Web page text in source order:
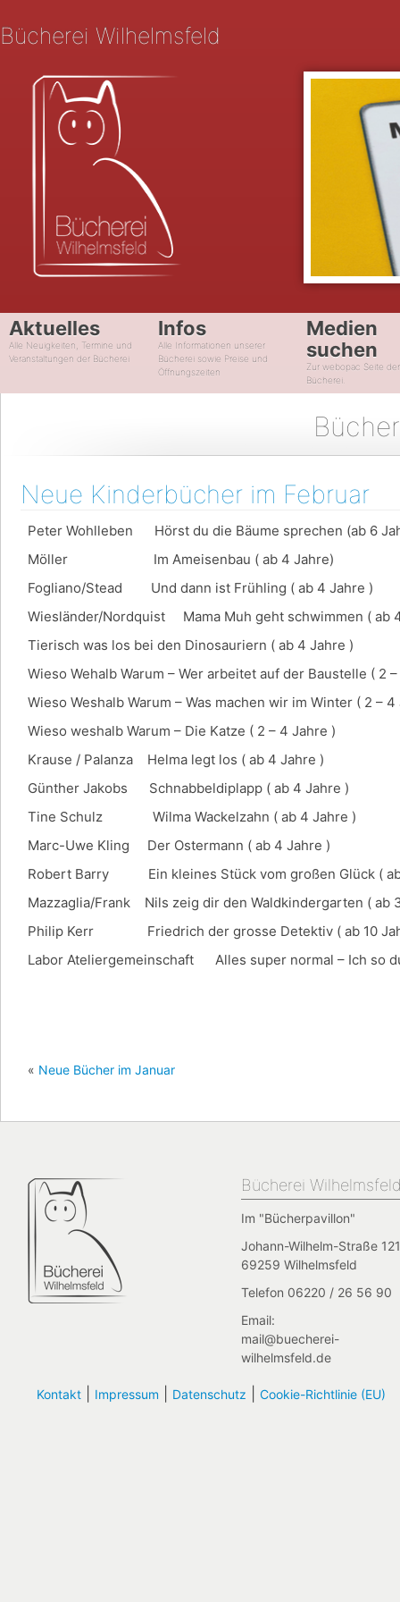
Bücherei Wilhelmsfeld
Aktuelles
Alle Neuigkeiten, Termine und
Veranstaltungen der Bücherei
Infos
Alle Informationen unserer
Bücherei sowie Preise und
Öffnungszeiten
Medien
suchen
Zur webopac Seite der
Bücherei.
Neue Kinderbücher im Februar
Peter Wohlleben Hörst du die Bäume sprechen (ab 6
Möller Im Ameisenbau ( ab 4 Jahre)
Fogliano/Stead Und dann ist Frühling ( ab 4 Jahre )
Wiesländer/Nordquist Mama Muh geht schwimmen ( ab
Tierisch was los bei den Dinosauriern ( ab 4 Jahre )
Wieso Wehalb Warum – Wer arbeitet auf der Baustelle ( 2
Wieso Weshalb Warum – Was machen wir im Winter ( 2 – 4
Wieso weshalb Warum – Die Katze ( 2 – 4 Jahre )
Krause / Palanza Helma legt los ( ab 4 Jahre )
Günther Jakobs Schnabbeldiplapp ( ab 4 Jahre )
Tine Schulz Wilma Wackelzahn ( ab 4 Jahre )
Marc-Uwe Kling Der Ostermann ( ab 4 Jahre )
Robert Barry Ein kleines Stück vom großen Glück (
Mazzaglia/Frank Nils zeig dir den Waldkindergarten ( ab
Philip Kerr Friedrich der grosse Detektiv ( ab 10
Labor Ateliergemeinschaft Alles super normal – Ich so
« Neue Bücher im Januar
Bücherei
Im "Bücherpavillon"
Johann-Wilhelm-Straße
69259 Wilhelmsfeld
Telefon 06220 / 26 56 90
Email:
mail@buecherei-
wilhelmsfeld.de
Kontakt| Impressum Datenschutz Cookie-Richtlinie (EU)